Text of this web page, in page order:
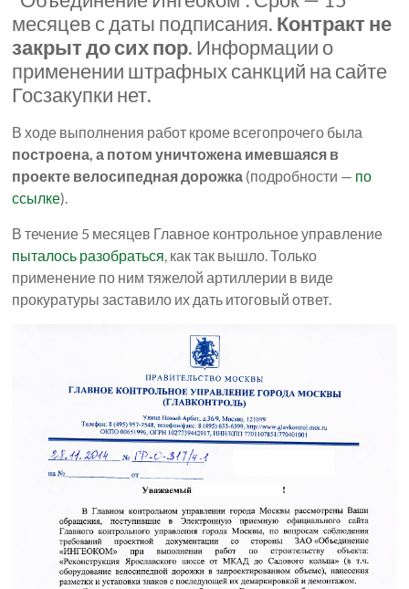
месяцев с даты подписания. Контракт не
закрыт до сих пор. Информации о
применении штрафных санкций на сайте
Госзакупки нет.
В ходе выполнения работ кроме всегопрочего была
построена, а потом уничтожена имевшаяся в
проекте велосипедная дорожка (подробности — по
ссылке).
В течение 5 месяцев Главное контрольное управление
пыталось разобраться, как так вышло. Только
применение по ним тяжелой артиллерии в виде
прокуратуры заставило их дать итоговый ответ.